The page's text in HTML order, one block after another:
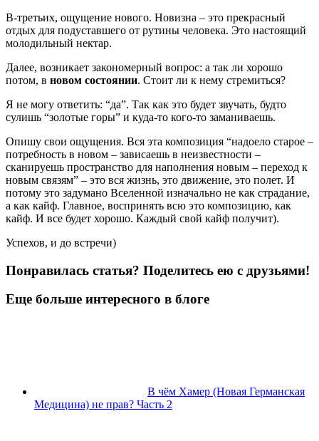
В-третьих, ощущение нового. Новизна – это прекрасный
отдых для подуставшего от рутины человека. Это настоящий
молодильный нектар.
Далее, возникает закономерный вопрос: а так ли хорошо
потом, в новом состоянии. Стоит ли к нему стремиться?
Я не могу ответить: “да”. Так как это будет звучать, будто
сулишь “золотые горы” и куда-то кого-то заманиваешь.
Опишу свои ощущения. Вся эта композиция “надоело старое –
потребность в новом – зависаешь в неизвестности –
сканируешь пространство для наполнения новым – переход к
новым связям” – это вся жизнь, это движение, это полет. И
потому это задумано Вселенной изначально не как страдание,
а как кайф. Главное, воспринять всю это композицию, как
кайф. И все будет хорошо. Каждый свой кайф получит).
Успехов, и до встречи)
Понравилась статья? Поделитесь ею с друзьями!
Еще больше интересного в блоге
В чём Хамер (Новая Германская
Медицина) не прав? Часть 2